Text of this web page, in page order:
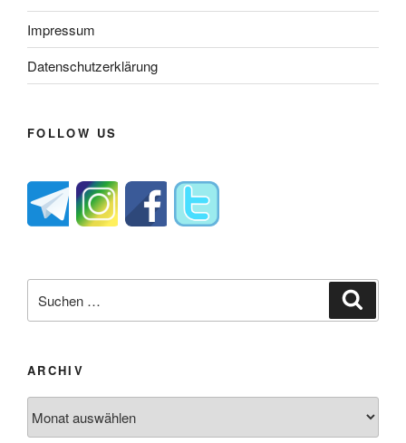
Impressum
Datenschutzerklärung
FOLLOW US
nach:
ARCHIV